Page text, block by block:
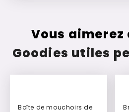
Vous aimerez
Goodies utiles
Boîte de mouchoirs de